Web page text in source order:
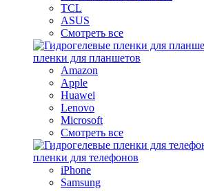
TCL
ASUS
Смотреть все
пленки для планшетов
Amazon
Apple
Huawei
Lenovo
Microsoft
Смотреть все
пленки для телефонов
iPhone
Samsung